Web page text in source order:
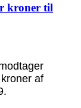
kroner til
af